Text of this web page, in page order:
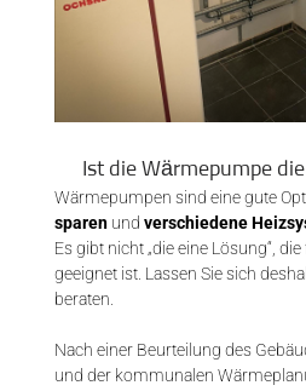
Ist die Wärmepumpe
Wärmepumpen sind eine gute
sparenund verschiedene
Es gibt nicht „die eine Lösung“,
geeignet ist. Lassen Sie sich
beraten.
Nach einer Beurteilung des
und der kommunalen